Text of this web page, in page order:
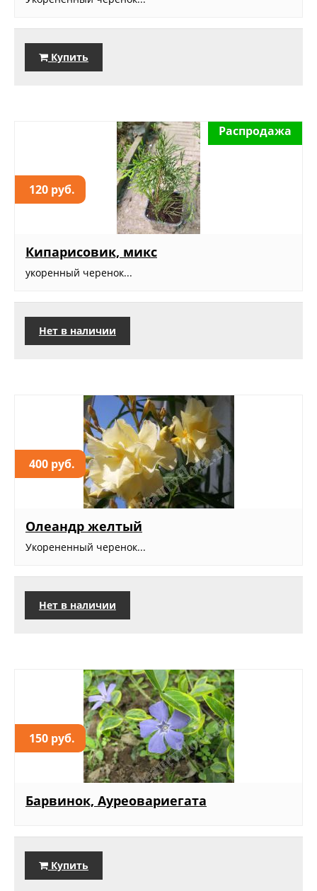
Купить
120 руб.
Распродажа
Кипарисовик, микс
укоренный черенок...
Нет в наличии
400 руб.
Олеандр желтый
Укорененный черенок...
Нет в наличии
150 руб.
Барвинок, Ауреовариегата
Купить